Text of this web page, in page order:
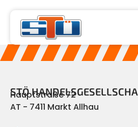
STÖ
Hauptstraße 72
AT - 7411 Markt Allhau